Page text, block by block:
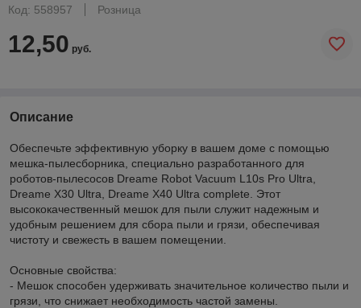
Код: 558957
Розница
12,50 руб.
Описание
Обеспечьте эффективную уборку в вашем доме с помощью
мешка-пылесборника, специально разработанного для
роботов-пылесосов Dreame Robot Vacuum L10s Pro Ultra,
Dreame X30 Ultra, Dreame X40 Ultra complete. Этот
высококачественный мешок для пыли служит надежным и
удобным решением для сбора пыли и грязи, обеспечивая
чистоту и свежесть в вашем помещении.
Основные свойства:
- Мешок способен удерживать значительное количество пыли и
грязи, что снижает необходимость частой замены.